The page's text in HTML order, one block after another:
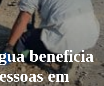
beneficia
em